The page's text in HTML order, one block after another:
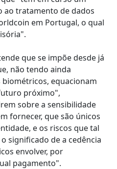
ao tratamento de dados
em Portugal, o qual
que se impõe desde já
não tendo ainda
equacionam
próximo",
sobre a sensibilidade
fornecer, que são únicos
e os riscos que tal
significado de a cedência
envolver, por
pagamento".